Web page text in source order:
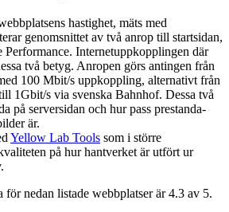
hastighet, mäts med
genomsnittet av två anrop till startsidan,
Performance. Internet­uppkopplingen där
två betyg. Anropen görs antingen från
100 Mbit/s uppkoppling, alternativt från
1Gbit/s via svenska Bahnhof. Dessa två
på serversidan och hur pass prestanda­
är.
Yellow Lab Tools som i större
på hur hantverket är utfört ur
för nedan listade webbplatser är 4.3 av 5.